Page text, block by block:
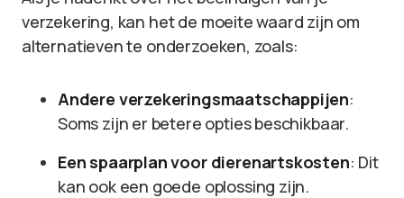
verzekering, kan het de moeite waard zijn om
alternatieven te onderzoeken, zoals:
Andere verzekeringsmaatschappijen:
Soms zijn er betere opties beschikbaar.
Een spaarplan voor dierenartskosten: Dit
kan ook een goede oplossing zijn.